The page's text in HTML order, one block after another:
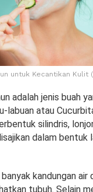
untuk Kecantikan Kulit
adalah jenis buah
labuan atau
silindris,
dalam bentuk
kandungan air
tubuh. Selain